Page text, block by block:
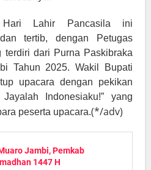
Hari Lahir Pancasila ini
tertib, dengan Petugas
terdiri dari Purna Paskibraka
Tahun 2025. Wakil Bupati
upacara dengan pekikan
Indonesiaku!” yang
peserta upacara.(*/adv)
Jambi, Pemkab
1447 H